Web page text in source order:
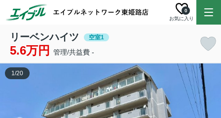
お気に入り
0
リーベンハイツ 空室1
5.6万円 管理/共益費 -
1/20